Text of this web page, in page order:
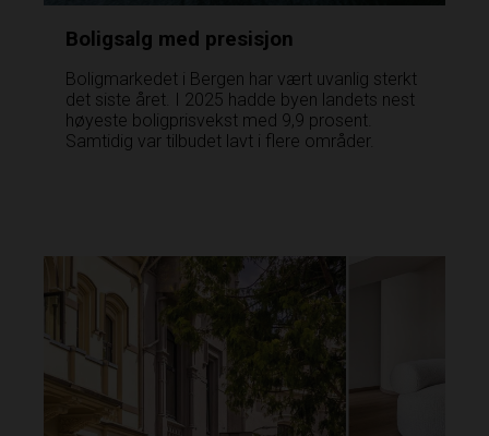
Boligsalg med presisjon
Boligmarkedet i Bergen har vært uvanlig sterkt
det siste året. I 2025 hadde byen landets nest
høyeste boligprisvekst med 9,9 prosent.
Samtidig var tilbudet lavt i flere områder.